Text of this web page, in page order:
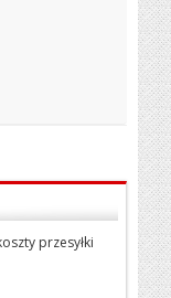
przesyłki